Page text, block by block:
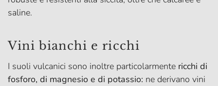
saline.
Vini bianchi e ricchi
I suoli vulcanici sono inoltre particolarmente ricchi di
fosforo, di magnesio e di potassio: ne derivano vini